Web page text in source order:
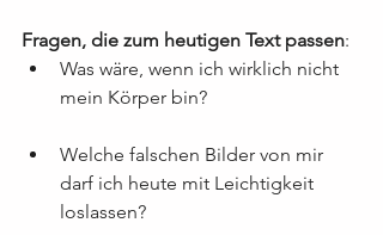
Fragen, die zum heutigen Text passen:
Was wäre, wenn ich wirklich nicht
mein Körper bin?
Welche falschen Bilder von mir
darf ich heute mit Leichtigkeit
loslassen?